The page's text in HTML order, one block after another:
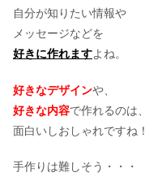
自分が知りたい情報や
メッセージなどを
好きに作れますよね。
好きなデザインや、
好きな内容で作れるのは、
面白いしおしゃれですね！
手作りは難しそう・・・